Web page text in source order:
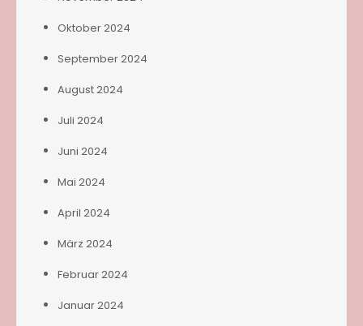
Oktober 2024
September 2024
August 2024
Juli 2024
Juni 2024
Mai 2024
April 2024
März 2024
Februar 2024
Januar 2024